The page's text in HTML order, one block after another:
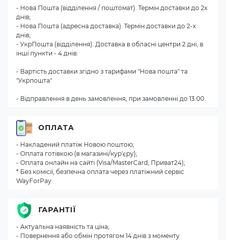
- Нова Пошта (відділення / поштомат). Термін доставки до 2х
днів;
- Нова Пошта (адресна доставка). Термін доставки до 2-х
днів;
- УкрПошта (відділення). Доставка в обласні центри 2 дні, в
інші пункти - 4 днів.
- Вартість доставки згідно з тарифами "Нова пошта" та
"Укрпошта"
- Відправлення в день замовлення, при замовленні до 13.00.
ОПЛАТА
- Накладений платіж Новою поштою;
- Оплата готівкою (в магазині/кур'єру);
- Оплата онлайн на сайті (Visa/MasterCard, Приват24);
* Без комісії, безпечна оплата через платіжний сервіс
WayForPay
ГАРАНТІЇ
- Актуальна наявність та ціна;
- Повернення або обмін протягом 14 днів з моменту